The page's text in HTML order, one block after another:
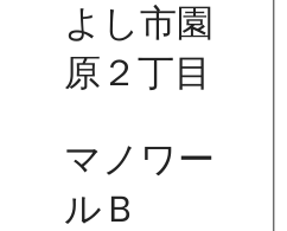
よし市園
原２丁目
マノワー
ルＢ